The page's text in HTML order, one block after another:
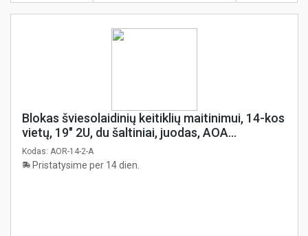
Blokas šviesolaidinių keitiklių maitinimui, 14-kos
vietų, 19" 2U, du šaltiniai, juodas, AOA
Technology
Kodas: AOR-14-2-A
Pristatysime per 14 dien.